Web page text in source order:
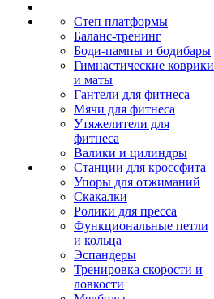
Степ платформы
Баланс-тренинг
Боди-пампы и бодибары
Гимнастические коврики
и маты
Гантели для фитнеса
Мячи для фитнеса
Утяжелители для
фитнеса
Валики и цилиндры
Станции для кроссфита
Упоры для отжиманий
Скакалки
Ролики для пресса
Функциональные петли
и кольца
Эспандеры
Тренировка скорости и
ловкости